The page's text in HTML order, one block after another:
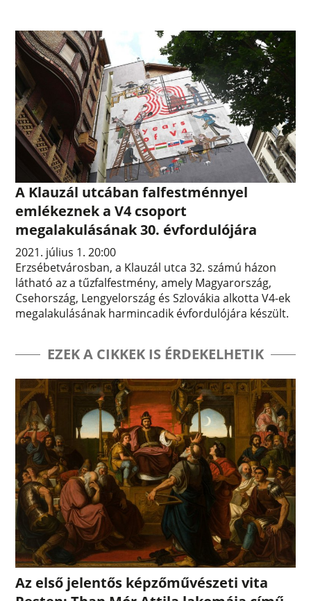
A Klauzál utcában falfestménnyel
emlékeznek a V4 csoport
megalakulásának 30. évfordulójára
2021. július 1. 20:00
Erzsébetvárosban, a Klauzál utca 32. számú házon
látható az a tűzfalfestmény, amely Magyarország,
Csehország, Lengyelország és Szlovákia alkotta V4-ek
megalakulásának harmincadik évfordulójára készült.
EZEK A CIKKEK IS ÉRDEKELHETIK
Az első jelentős képzőművészeti vita